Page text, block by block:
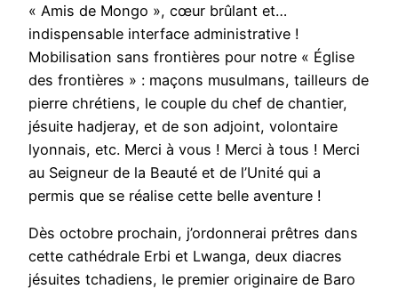
« Amis de Mongo », cœur brûlant et…
indispensable interface administrative !
Mobilisation sans frontières pour notre « Église
des frontières » : maçons musulmans, tailleurs de
pierre chrétiens, le couple du chef de chantier,
jésuite hadjeray, et de son adjoint, volontaire
lyonnais, etc. Merci à vous ! Merci à tous ! Merci
au Seigneur de la Beauté et de l’Unité qui a
permis que se réalise cette belle aventure !
Dès octobre prochain, j’ordonnerai prêtres dans
cette cathédrale Erbi et Lwanga, deux diacres
jésuites tchadiens, le premier originaire de Baro